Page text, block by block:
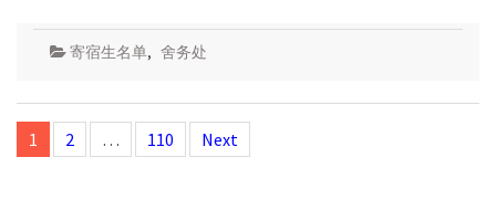
寄宿生名单, 舍务处
Posts
navigation
1 2 … 110 Next